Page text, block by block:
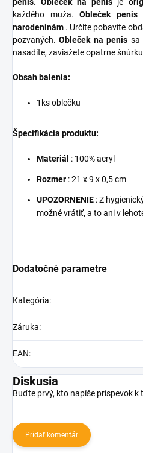
každého muža.Obleček penis
narodeninám . Určite pobavíte
pozvaných.Obleček na penis sa
nasadíte, zaviažete opatrne
Obsah balenia:
1ks oblečku
Špecifikácia produktu:
Materiál : 100% acryl
Rozmer : 21 x 9 x 0,5 cm
UPOZORNENIE : Z
možné vrátiť, a to ani v
Dodatočné parametre
Kategória:
Záruka:
EAN:
Diskusia
Buďte prvý, kto napíše príspevok k
Pridať komentár